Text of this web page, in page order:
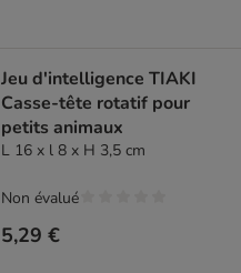
Jeu d'intelligence TIAKI
Casse-tête rotatif pour
petits animaux
L 16 x l 8 x H 3,5 cm
5,29 €
Non évalué